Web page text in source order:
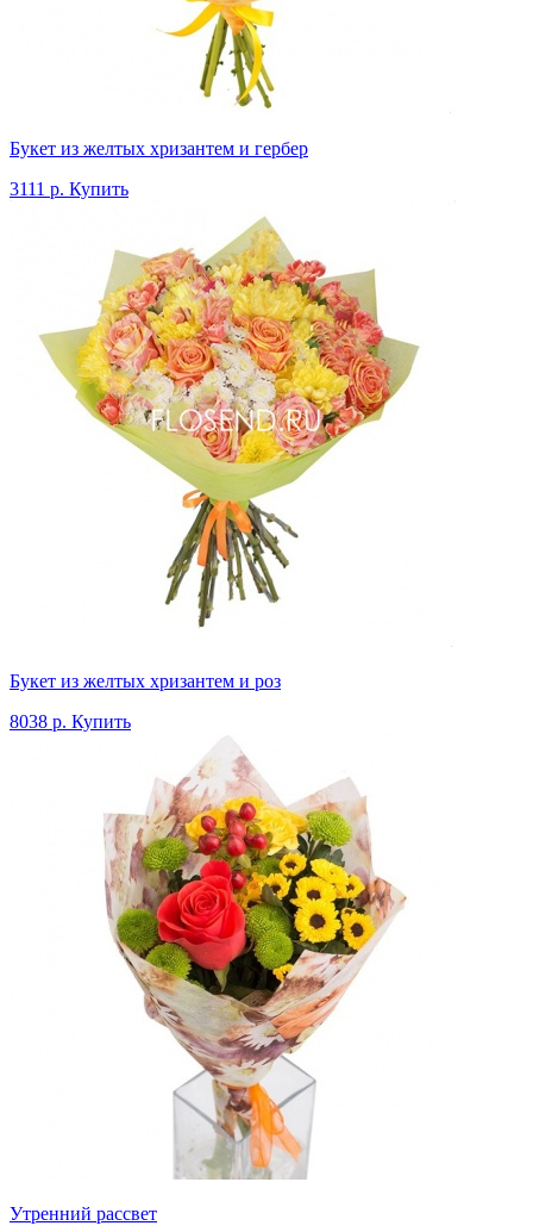
Букет из желтых хризантем и гербер
3111 р. Купить
Букет из желтых хризантем и роз
8038 р. Купить
Утренний рассвет